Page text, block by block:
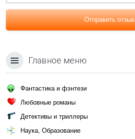
Отправить отзыв
Главное меню
Фантастика и фэнтези
Любовные романы
Детективы и триллеры
Наука, Образование